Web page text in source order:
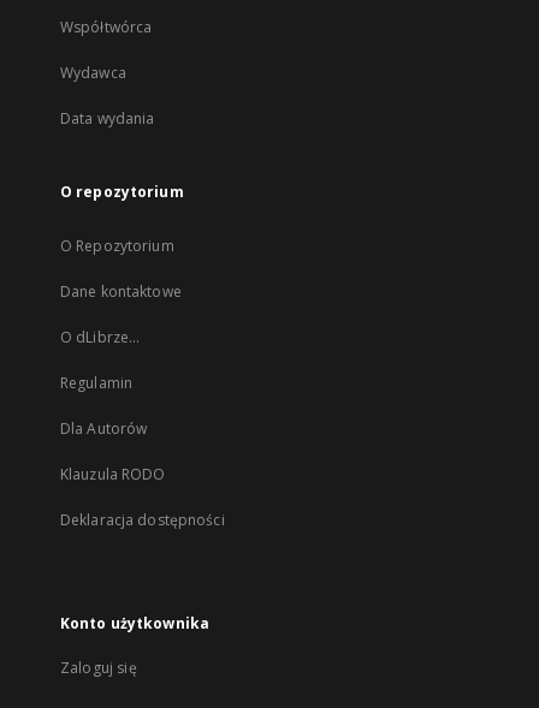
Współtwórca
Wydawca
Data wydania
O repozytorium
O Repozytorium
Dane kontaktowe
O dLibrze...
Regulamin
Dla Autorów
Klauzula RODO
Deklaracja dostępności
Konto użytkownika
Zaloguj się